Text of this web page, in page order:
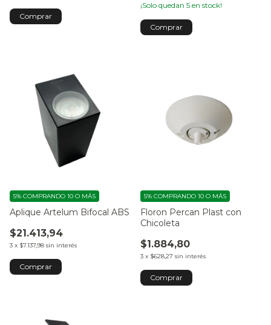
¡Solo quedan 5 en stock!
Aplique Artelum Bifocal ABS
$21.413,94
3 x $7.137,98 sin interés
5% COMPRANDO 10 O MÁS
Floron Percan Plast con
Chicoleta
$1.884,80
3 x $628,27 sin interés
5% COMPRANDO 10 O MÁS
Comprar